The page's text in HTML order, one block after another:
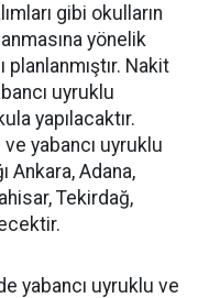
gibi okulların
yönelik
Nakit
uyruklu
yapılacaktır.
yabancı uyruklu
Ankara, Adana,
Tekirdağ,
yabancı uyruklu ve